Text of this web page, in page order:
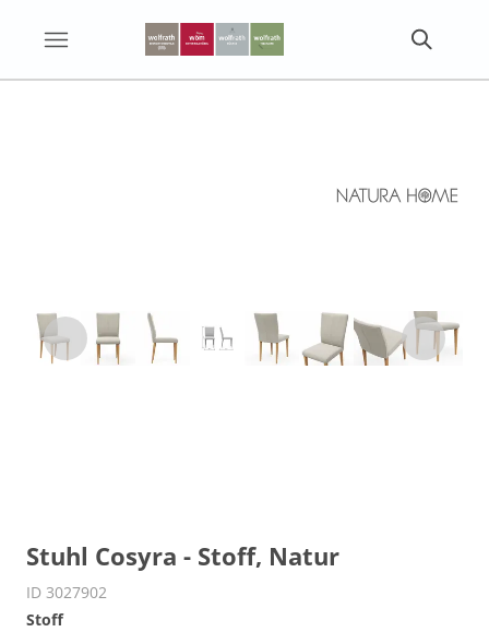
Stuhl Cosyra - Stoff, Natur
ID 3027902
Stoff